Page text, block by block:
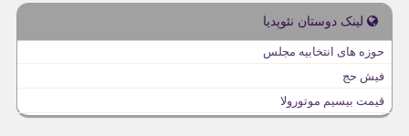
لینک دوستان نئوپدیا
حوزه های انتخابیه مجلس
فیش حج
قیمت بیسیم موتورولا